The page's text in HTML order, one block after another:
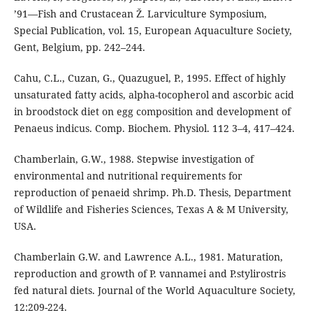
’91—Fish and Crustacean Ž. Larviculture Symposium,
Special Publication, vol. 15, European Aquaculture Society,
Gent, Belgium, pp. 242–244.
Cahu, C.L., Cuzan, G., Quazuguel, P., 1995. Effect of highly
unsaturated fatty acids, alpha-tocopherol and ascorbic acid
in broodstock diet on egg composition and development of
Penaeus indicus. Comp. Biochem. Physiol. 112 3–4, 417–424.
Chamberlain, G.W., 1988. Stepwise investigation of
environmental and nutritional requirements for
reproduction of penaeid shrimp. Ph.D. Thesis, Department
of Wildlife and Fisheries Sciences, Texas A & M University,
USA.
Chamberlain G.W. and Lawrence A.L., 1981. Maturation,
reproduction and growth of P. vannamei and P.stylirostris
fed natural diets. Journal of the World Aquaculture Society,
12:209-224.